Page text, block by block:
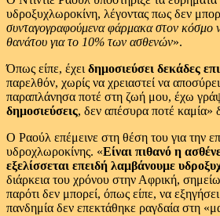
υδροξυχλωροκίνη, λέγοντας πως δεν
συνταγογραφούμενα φάρμακα στον κόσμο
θανάτου για το 10% των ασθενών».
Όπως είπε, έχειδημοσιεύσει δεκάδες
παρελθόν, χωρίς να χρειαστεί να
παραπλάνησα ποτέ στη ζωή μου, έχω
δημοσιεύσεις, δεν απέσυρα ποτέ καμία»
Ο Ραούλ επέμεινε στη θέση του για την
υδροχλωροκίνης. «Είναι πιθανό η
εξελίσσεται επειδή λαμβάνουμε
διάρκεια του χρόνου στην Αφρική,
παρότι δεν μπορεί, όπως είπε, να
πανδημία δεν επεκτάθηκε ραγδαία στη